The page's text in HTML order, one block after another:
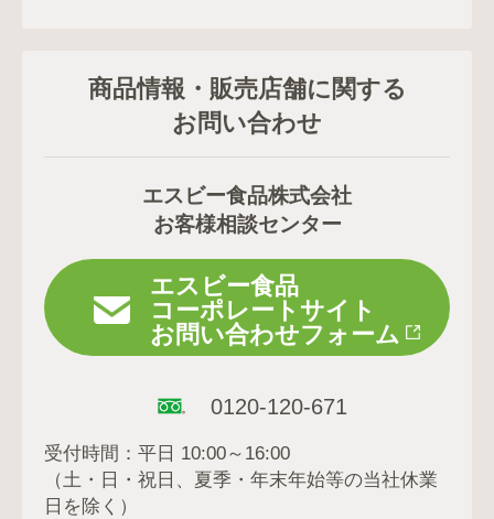
商品情報・販売店舗に関する
お問い合わせ
エスビー食品株式会社
お客様相談センター
エスビー食品
コーポレートサイト
お問い合わせフォーム
0120-120-671
受付時間：平日 10:00～16:00
（土・日・祝日、夏季・年末年始等の当社休業
日を除く）